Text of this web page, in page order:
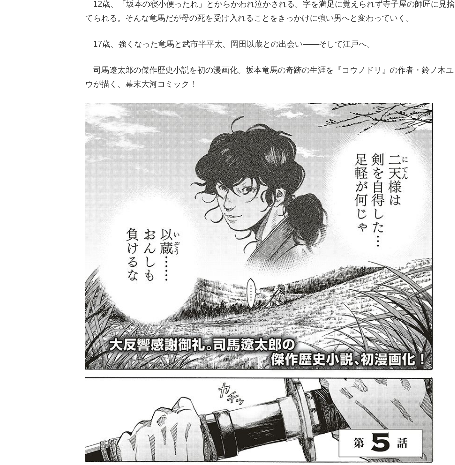
12歳、「坂本の寝小便ったれ」とからかわれ泣かされる。字を満足に覚えられず寺子屋の師匠に見捨
てられる。そんな竜馬だが母の死を受け入れることをきっかけに強い男へと変わっていく。
17歳、強くなった竜馬と武市半平太、岡田以蔵との出会い――そして江戸へ。
司馬遼太郎の傑作歴史小説を初の漫画化。坂本竜馬の奇跡の生涯を『コウノドリ』の作者・鈴ノ木ユ
ウが描く、幕末大河コミック！